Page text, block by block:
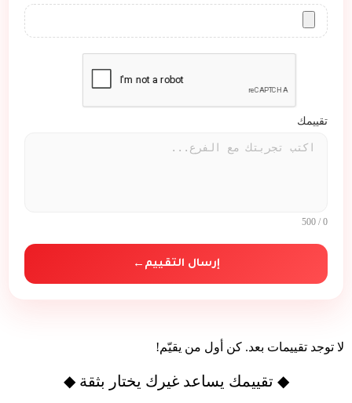
0
/ 500
إرسال التقييم ←
لا توجد تقييمات بعد. كن أول من يقيّم!
◆ تقييمك يساعد غيرك يختار بثقة ◆